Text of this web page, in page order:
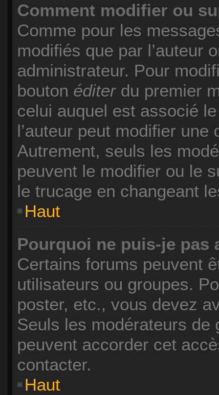
Comment modifier ou
Comme pour les
modifiés que par l’auteur
administrateur. Pour
bouton éditerdu premier
celui auquel est associé
l’auteur peut modifier
Autrement, seuls les
peuvent le modifier ou le
le trucage en changeant
Haut
Pourquoi ne puis-je pas
Certains forums peuvent
utilisateurs ou groupes.
poster, etc., vous devez
Seuls les modérateurs
peuvent accorder cet
contacter.
Haut